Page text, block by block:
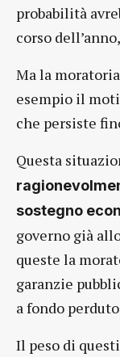
probabilità
corso
Ma la
esempio il
che persiste
Questa
sostegno
governo già
queste la
garanzie
a fondo
Il peso di